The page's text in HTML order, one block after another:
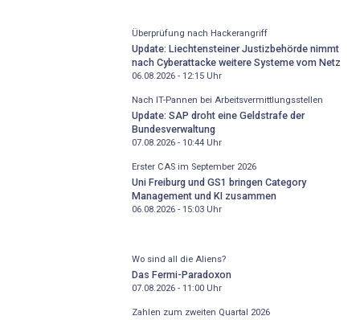
Überprüfung nach Hackerangriff
Update: Liechtensteiner Justizbehörde nimmt
nach Cyberattacke weitere Systeme vom Netz
06.08.2026 - 12:15Uhr
Nach IT-Pannen bei Arbeitsvermittlungsstellen
Update: SAP droht eine Geldstrafe der
Bundesverwaltung
07.08.2026 - 10:44Uhr
Erster CAS im September 2026
Uni Freiburg und GS1 bringen Category
Management und KI zusammen
06.08.2026 - 15:03Uhr
Wo sind all die Aliens?
Das Fermi-Paradoxon
07.08.2026 - 11:00Uhr
Zahlen zum zweiten Quartal 2026